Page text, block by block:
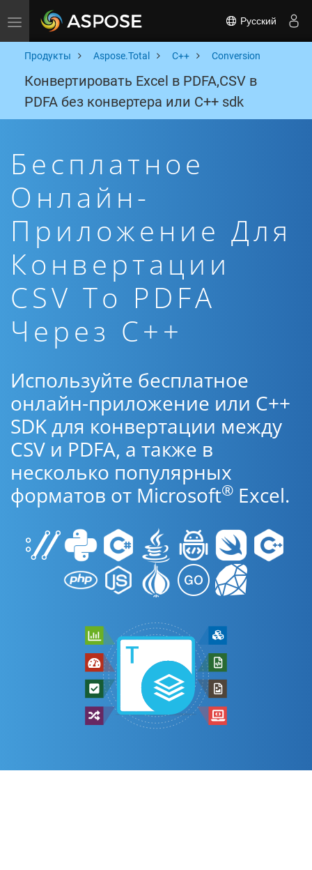
Toggle navigation Русский
Продукты Aspose.Total C++ Conversion
Конвертировать Excel в PDFA,CSV в
PDFA без конвертера или C++ sdk
Бесплатное
Онлайн-
Приложение Для
Конвертации
CSV To PDFA
Через C++
Используйте бесплатное
онлайн-приложение или C++
SDK для конвертации между
CSV и PDFA, а также в
несколько популярных
форматов от Microsoft® Excel.